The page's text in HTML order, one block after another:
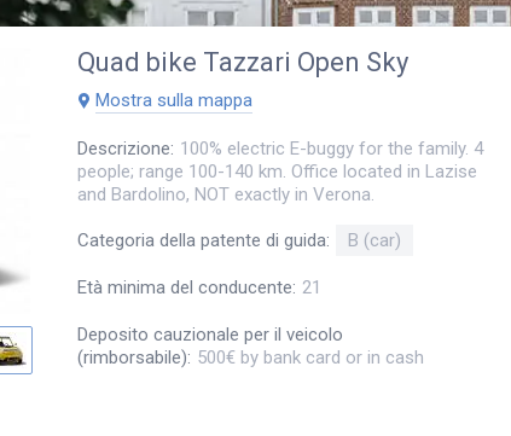
Quad bike Tazzari Open Sky
Mostra sulla mappa
Descrizione: 100% electric E-buggy for the family. 4
people; range 100-140 km. Office located in Lazise
and Bardolino, NOT exactly in Verona.
Categoria della patente di guida: B (car)
Età minima del conducente: 21
Deposito cauzionale per il veicolo
(rimborsabile): 500€ by bank card or in cash